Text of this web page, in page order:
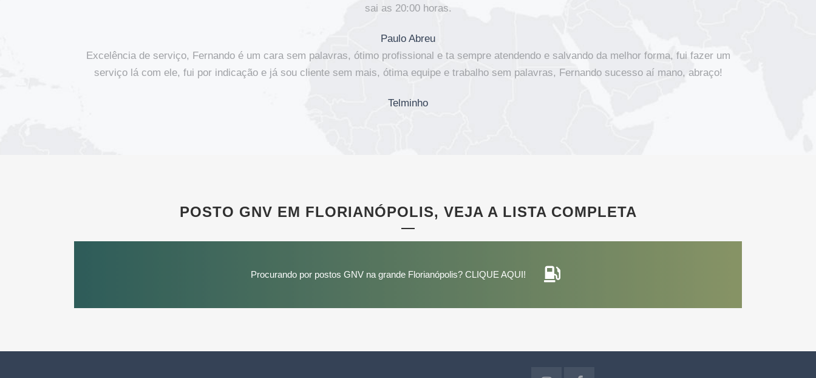
sai as 20:00 horas.
Paulo Abreu
Excelência de serviço, Fernando é um cara sem palavras, ótimo profissional e ta sempre atendendo e salvando da melhor forma, fui fazer um
serviço lá com ele, fui por indicação e já sou cliente sem mais, ótima equipe e trabalho sem palavras, Fernando sucesso aí mano, abraço!
Telminho
POSTO GNV EM FLORIANÓPOLIS, VEJA A LISTA COMPLETA
Procurando por postos GNV na grande Florianópolis? CLIQUE AQUI!